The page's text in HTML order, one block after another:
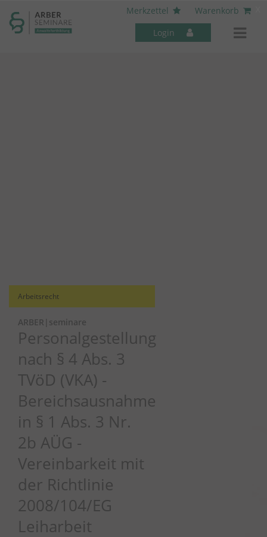
Merkzettel
Warenkorb
Login
Arbeitsrecht
ARBER|seminare
Personalgestellung
nach § 4 Abs. 3
TVöD (VKA) -
Bereichsausnahme
in § 1 Abs. 3 Nr.
2b AÜG -
Vereinbarkeit mit
der Richtlinie
2008/104/EG
Leiharbeit